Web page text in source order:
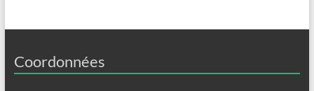
Coordonnées